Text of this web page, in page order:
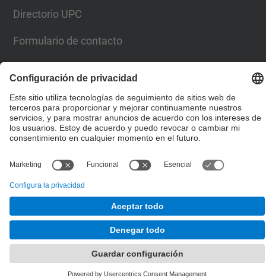
Directorio UPC
Formulario de contacto
© UPCEscuela Técnica Superior de Ingenieros de Caminos,
Canales y Puertos de Barcelona
Aviso legal
Configuración de privacidad